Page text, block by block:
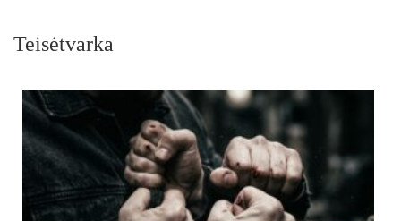
Teisėtvarka